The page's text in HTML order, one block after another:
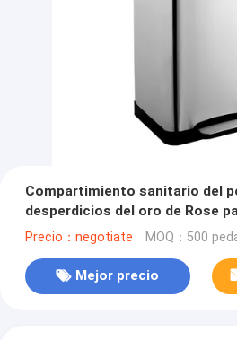
Compartimiento sanitario del
desperdicios del oro de Rose
coche 4S
Precio：negotiate MOQ：500
Mejor precio